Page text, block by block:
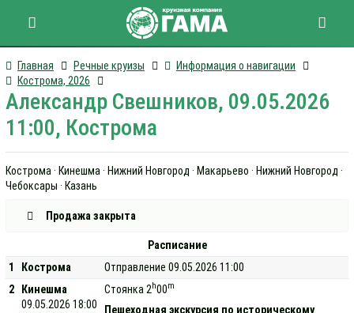
Главная Речные круизы
Информация о навигации
Кострома, 2026
Александр Свешников, 09.05.2026
11:00, Кострома
Кострома · Кинешма · Нижний Новгород · Макарьево · Нижний Новгород ·
Чебоксары · Казань
Продажа закрыта
Расписание
1
Кострома
Отправление 09.05.2026 11:00
2
Кинешма
09.05.2026 18:00
Стоянка 2 h00m
Пешеходная экскурсия по историческому